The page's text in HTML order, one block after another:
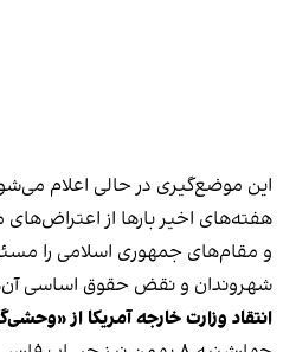
این موضع‌گیری در حالی اعلام
هفته‌های اخیر بارها از اعتراض‌های
و مقام‌های جمهوری اسلامی را
شهروندان و نقض حقوق اساسی
انتقاد وزارت خارجه آمریکا از